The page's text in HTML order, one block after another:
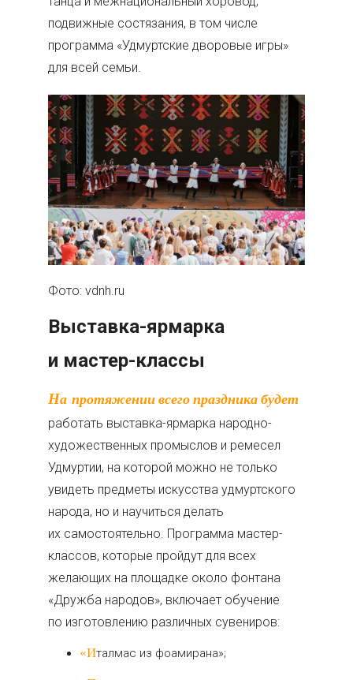
подвижные состязания, в том числе
программа «Удмуртские дворовые игры»
для всей семьи.
Фото: vdnh.ru
Выставка-ярмарка
и мастер-классы
На протяжении всего праздника будет
работать выставка-ярмарка народно-
художественных промыслов и ремесел
Удмуртии, на которой можно не только
увидеть предметы искусства удмуртского
народа, но и научиться делать
их самостоятельно. Программа мастер-
классов, которые пройдут для всех
желающих на площадке около фонтана
«Дружба народов», включает обучение
по изготовлению различных сувениров:
«Италмас из фоамирана»;